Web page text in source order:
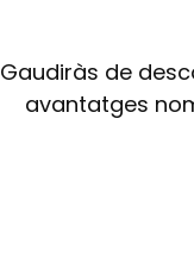
Gaudiràs de
avantatges